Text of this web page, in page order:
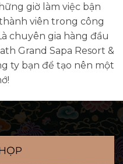
giờ làm việc bận
viên trong công
chuyên gia hàng đầu
Grand Sapa Resort &
ty bạn để tạo nên một